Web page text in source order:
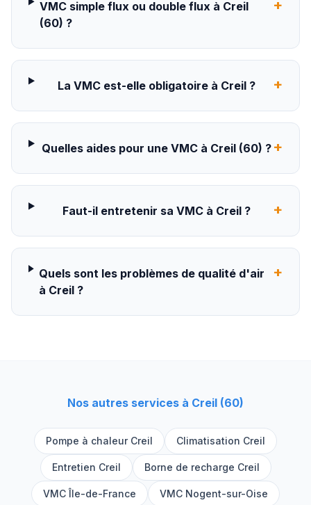
VMC simple flux ou double flux à Creil
(60) ?
+
La VMC est-elle obligatoire à Creil ? +
Quelles aides pour une VMC à Creil (60) ? +
Faut-il entretenir sa VMC à Creil ? +
Quels sont les problèmes de qualité d'air
à Creil ?
+
Nos autres services à Creil (60)
Pompe à chaleur Creil Climatisation Creil
Entretien Creil Borne de recharge Creil
VMC Île-de-France VMC Nogent-sur-Oise